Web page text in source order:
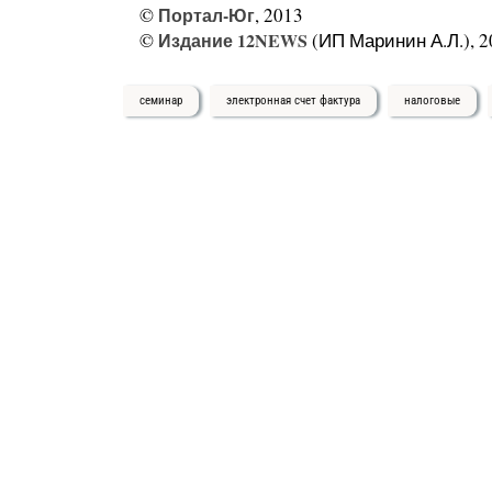
© Портал-Юг, 2013
© Издание 12NEWS (ИП Маринин А.Л.),
семинар электронная счет фактура налоговые